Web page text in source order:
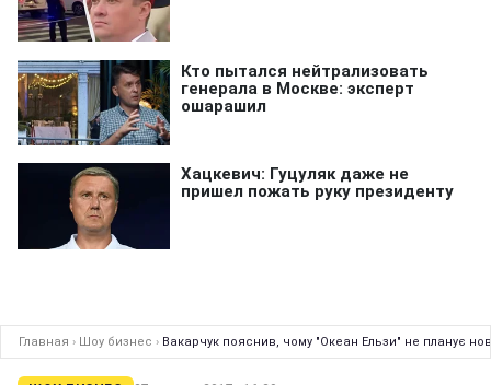
Главная › Шоу бизнес › Вакарчук пояснив, чому "Океан Ельзи" не планує